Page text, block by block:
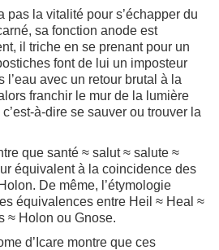
pas la vitalité pour s’échapper du
sa fonction anode est
il triche en se prenant pour un
font de lui un imposteur
l’eau avec un retour brutal à la
franchir le mur de la lumière
à-dire se sauver ou trouver la
que santé ≈ salut ≈ salute ≈
équivalent à la coincidence des
De même, l’étymologie
équivalences entre Heil ≈ Heal ≈
≈ Holon ou Gnose.
d’Icare montre que ces